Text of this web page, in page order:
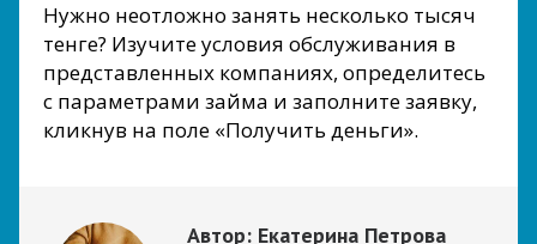
Нужно неотложно занять несколько тысяч
тенге? Изучите условия обслуживания в
представленных компаниях, определитесь
с параметрами займа и заполните заявку,
кликнув на поле «Получить деньги».
Автор: Екатерина Петрова